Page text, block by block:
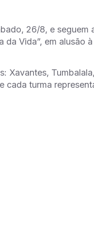
26/8, e seguem
Vida”, em alusão
Xavantes,
cada turma